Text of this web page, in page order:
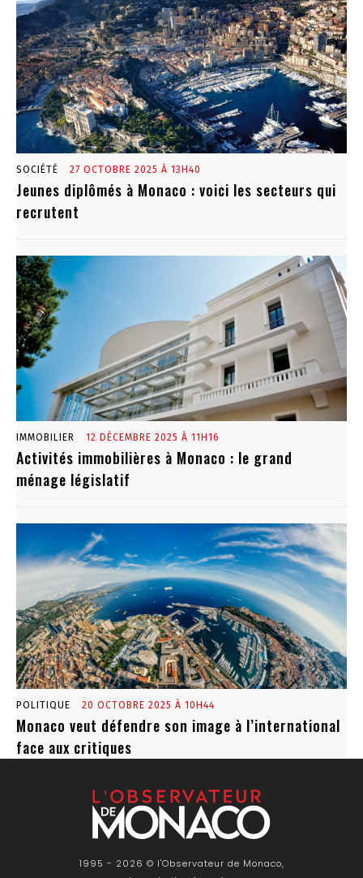
SOCIÉTÉ 27 OCTOBRE 2025 À 13H40
Jeunes diplômés à Monaco : voici les secteurs qui
recrutent
IMMOBILIER 12 DÉCEMBRE 2025 À 11H16
Activités immobilières à Monaco : le grand
ménage législatif
POLITIQUE 20 OCTOBRE 2025 À 10H44
Monaco veut défendre son image à l’international
face aux critiques
1995 - 2026 © l'Observateur de Monaco,